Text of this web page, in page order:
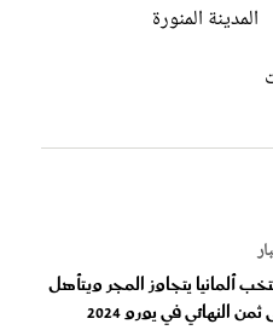
المدينة المنورة
ألمانيا يتجاوز المجر ويتأهل
ثمن النهائي في يورو 2024